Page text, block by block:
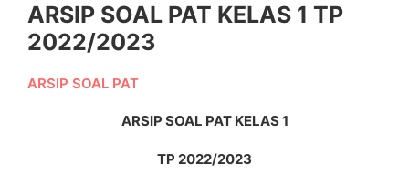
ARSIP SOAL PAT KELAS 1 TP
2022/2023
ARSIP SOAL PAT
ARSIP SOAL PAT KELAS 1
TP 2022/2023